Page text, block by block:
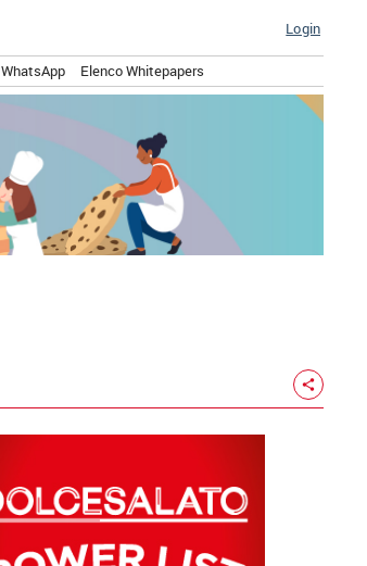
Login
WhatsApp Elenco Whitepapers
share